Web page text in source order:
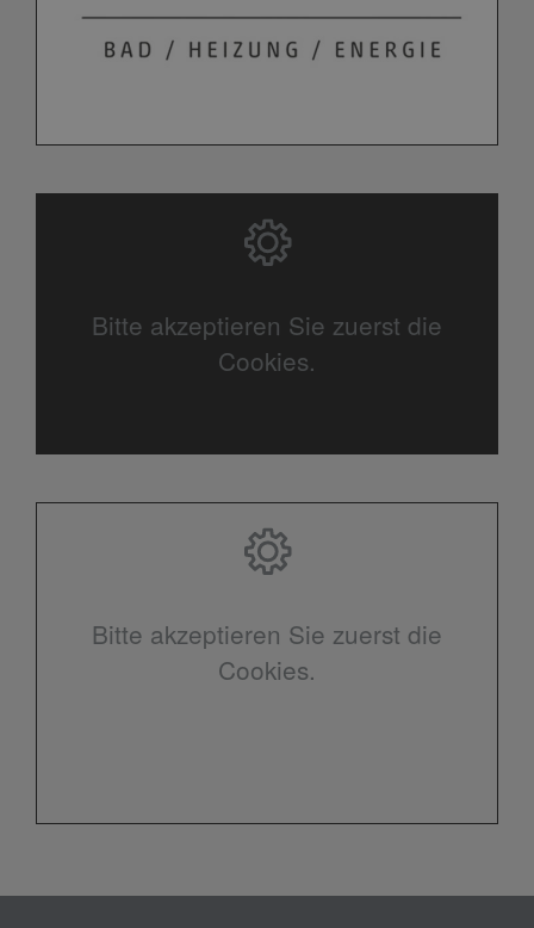
Bitte akzeptieren Sie zuerst die
Cookies.
Bitte akzeptieren Sie zuerst die
Cookies.